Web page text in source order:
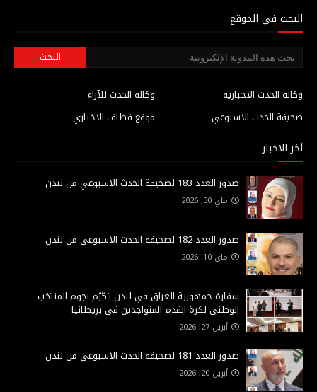
البحث في الموقع
وكالة الحدث للآراء
وكالة الحدث الاخبارية
موقع قطاف الاخباري
صحيفة الحدث الاسبوعي
أخر الاخبار
صدور العدد 183 لصحيفة الحدث الاسبوعي من لندن
ماي 30, 2026
صدور العدد 182 لصحيفة الحدث الاسبوعي من لندن
ماي 10, 2026
سفارة جمهورية العراق في لندن تكرّم نجوم المنتخب
الوطني لكرة القدم المتواجدين في بريطانيا
أبريل 27, 2026
صدور العدد 181 لصحيفة الحدث الاسبوعي من لندن
أبريل 20, 2026